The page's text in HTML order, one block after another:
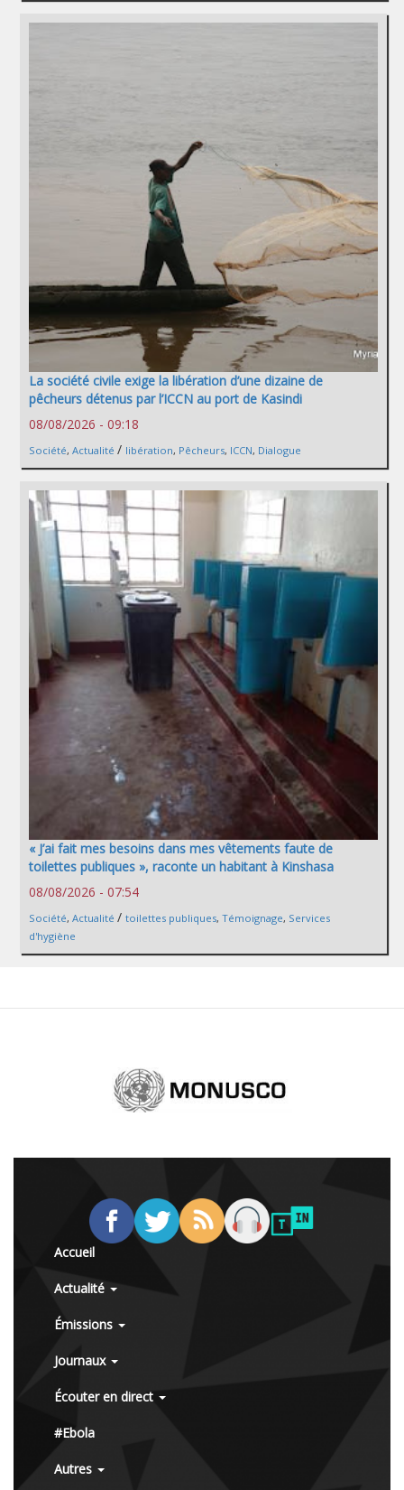
La société civile exige la libération d’une dizaine de
pêcheurs détenus par l’ICCN au port de Kasindi
08/08/2026 - 09:18
Société, Actualité / libération, Pêcheurs, ICCN, Dialogue
« J’ai fait mes besoins dans mes vêtements faute de
toilettes publiques », raconte un habitant à Kinshasa
08/08/2026 - 07:54
Société, Actualité / toilettes publiques, Témoignage, Services
d'hygiène
Accueil
Actualité
Émissions
Journaux
Écouter en direct
#Ebola
Autres